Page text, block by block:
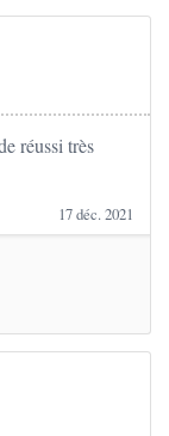
réussi très
17 déc. 2021